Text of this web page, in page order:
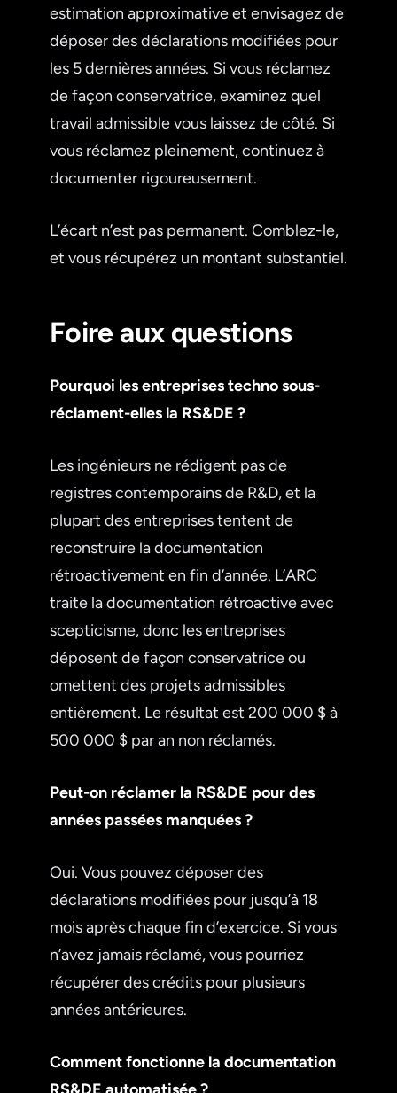
estimation approximative et envisagez de
déposer des déclarations modifiées pour
les 5 dernières années. Si vous réclamez
de façon conservatrice, examinez quel
travail admissible vous laissez de côté. Si
vous réclamez pleinement, continuez à
documenter rigoureusement.
L’écart n’est pas permanent. Comblez-le,
et vous récupérez un montant substantiel.
Foire aux questions
Pourquoi les entreprises techno sous-
réclament-elles la RS&DE ?
Les ingénieurs ne rédigent pas de
registres contemporains de R&D, et la
plupart des entreprises tentent de
reconstruire la documentation
rétroactivement en fin d’année. L’ARC
traite la documentation rétroactive avec
scepticisme, donc les entreprises
déposent de façon conservatrice ou
omettent des projets admissibles
entièrement. Le résultat est 200 000 $ à
500 000 $ par an non réclamés.
Peut-on réclamer la RS&DE pour des
années passées manquées ?
Oui. Vous pouvez déposer des
déclarations modifiées pour jusqu’à 18
mois après chaque fin d’exercice. Si vous
n’avez jamais réclamé, vous pourriez
récupérer des crédits pour plusieurs
années antérieures.
Comment fonctionne la documentation